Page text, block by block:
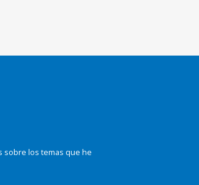
sobre los temas que he